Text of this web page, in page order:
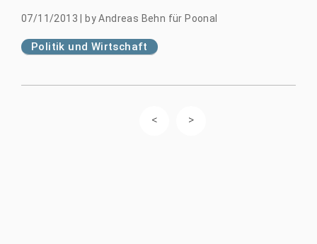
07/11/2013 byAndreas Behn für Poonal
Politik und Wirtschaft